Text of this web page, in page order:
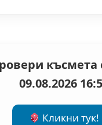
късмета
09.08.2026
Кликни тук!